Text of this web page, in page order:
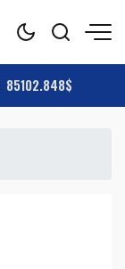
85102.848$